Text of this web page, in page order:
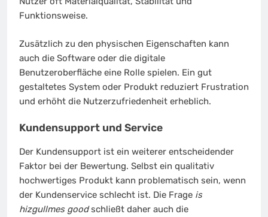
Funktionsweise.
Zusätzlich zu den physischen Eigenschaften kann
auch die Software oder die digitale
Benutzeroberfläche eine Rolle spielen. Ein gut
gestaltetes System oder Produkt reduziert Frustration
und erhöht die Nutzerzufriedenheit erheblich.
Kundensupport und Service
Der Kundensupport ist ein weiterer entscheidender
Faktor bei der Bewertung. Selbst ein qualitativ
hochwertiges Produkt kann problematisch sein, wenn
der Kundenservice schlecht ist. Die Frage is
hizgullmes goodschließt daher auch die